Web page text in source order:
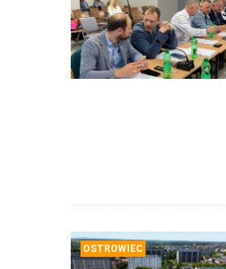
OSTROWIEC